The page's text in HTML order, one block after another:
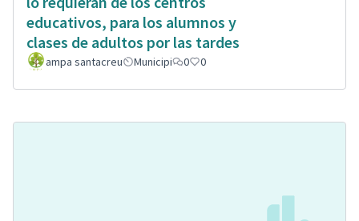
educativos, para los alumnos y
clases de adultos por las tardes
ampa santacreu Municipi 0 0